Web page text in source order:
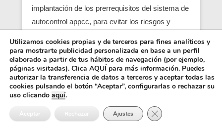
implantación de los prerrequisitos del sistema de
autocontrol appcc, para evitar los riesgos y
localizando en su empresa los pcc (puntos
críticos) y obtener un servicio con una correcta
seguridad alimentaria.
Entre los requisitos está el control y el análisis de
cada punto crítico, junto con el registro sanitario,
Utilizamos cookies propias y de terceros para fines analíticos y
para mostrarte publicidad personalizada en base a un perfil
elaborado a partir de tus hábitos de navegación (por ejemplo,
páginas visitadas). Clica AQUÍ para más información. Puedes
autorizar la transferencia de datos a terceros y aceptar todas las
cookies pulsando el botón “Aceptar”, configurarlas o rechazar su
uso clicando aquí.
Aceptar Rechazar Ajustes Cerrar el banner de